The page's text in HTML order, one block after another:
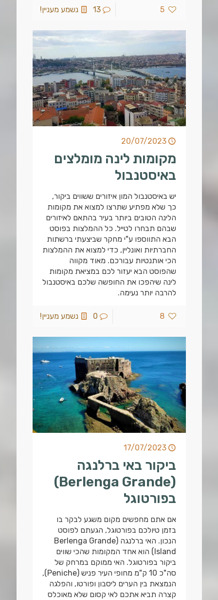
5
13 נשמע מעניין!
20/07/2023
מקומות לינה מומלצים
באיסטנבול
יש באיסטנבול המון איזורים ששווים ביקור,
כך שלא מפתיע שתרצו למצוא את מקומות
הלינה הטובים ביותר בעיר בהתאם לאיזורים
שבהם תבחרו לטייל. כל ההמלצות בפוסט
הבא התווספו ע"י מחקר שביצעתי ברשתות
החברתיות ואונליין, כדי למצוא את ההמלצות
הכי אותנטיות עבורכם. מאוד מקווה
שהפוסט הבא יעזור לכם במציאת מקומות
לינה שיהפכו את החופשה שלכם באיסטנבול
להרבה יותר נעימה.
8
0 נשמע מעניין!
17/07/2023
ביקור באי ברלנגה
(Berlenga Grande)
בפורטוגל
אם אתם מחפשים מקום משגע לבקר בו
בזמן טיולכם בפורטוגל, הגעתם לפוסט
הנכון. האי ברלנגה (Berlenga Grande
Island) הוא אחד המקומות שהכי שווים
ביקור בפורטוגל. האי ממוקם במרחק של
סה"כ 10 ק"מ מחופי העיר פניש (Peniche),
הנמצאת בין הערים ליסבון ופורטו, והפלגה
קצרה תביא אתכם לאי קסום שלא מאוכלס